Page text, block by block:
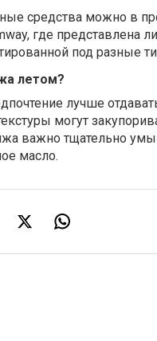
средства можно в
где представлена
под разные
летом?
лучше
могут
важно тщательно
масло.